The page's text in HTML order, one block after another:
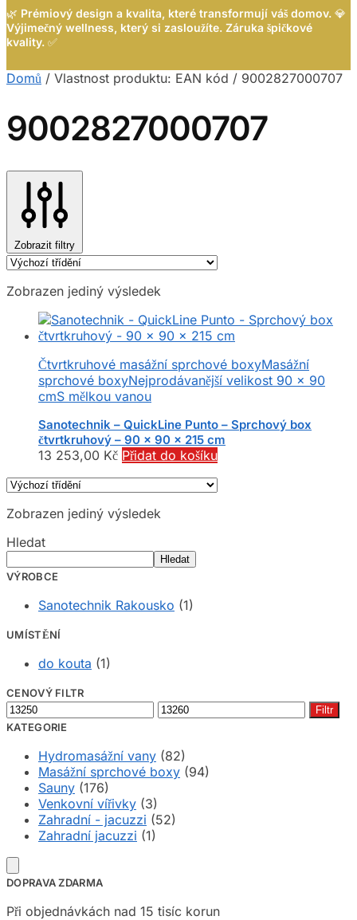
🌿 Prémiový design a kvalita, které transformují váš domov. 💎
Výjimečný wellness, který si zasloužíte. Záruka špičkové
kvality. ✅
Domů / Vlastnost produktu: EAN kód / 9002827000707
9002827000707
Zobrazit filtry
Zobrazen jediný výsledek
Čtvrtkruhové masážní sprchové boxyMasážní
sprchové boxyNejprodávanější velikost 90 x 90
cmS mělkou vanou
Sanotechnik – QuickLine Punto – Sprchový box
čtvrtkruhový – 90 x 90 x 215 cm
13 253,00 Kč Přidat do košíku
Zobrazen jediný výsledek
Hledat
Hledat
VÝROBCE
Sanotechnik Rakousko (1)
UMÍSTĚNÍ
do kouta (1)
CENOVÝ FILTR
Minimální
cena
Maximální
cena
Filtr
KATEGORIE
Hydromasážní vany (82)
Masážní sprchové boxy (94)
Sauny (176)
Venkovní vířivky (3)
Zahradní - jacuzzi (52)
Zahradní jacuzzi (1)
DOPRAVA ZDARMA
Při objednávkách nad 15 tisíc korun